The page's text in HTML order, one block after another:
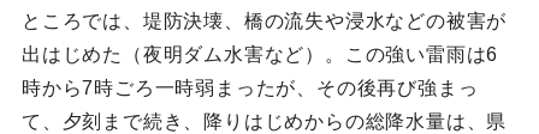
ところでは、堤防決壊、橋の流失や浸水などの被害が
出はじめた（夜明ダム水害など）。この強い雷雨は6
時から7時ごろ一時弱まったが、その後再び強まっ
て、夕刻まで続き、降りはじめからの総降水量は、県